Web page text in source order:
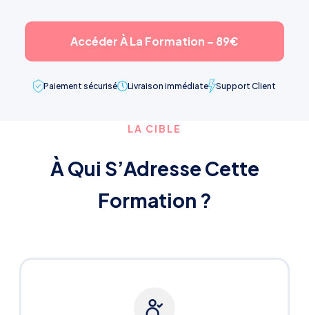
Accéder À La Formation – 89€
Paiement sécurisé Livraison immédiate Support Client
LA CIBLE
À Qui S’Adresse Cette
Formation ?